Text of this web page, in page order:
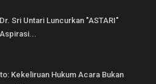
Sri Untari Luncurkan "ASTARI"
Kekeliruan Hukum Acara Bukan